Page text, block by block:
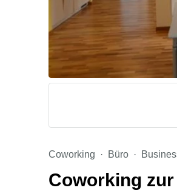
Coworking Büro
Coworking